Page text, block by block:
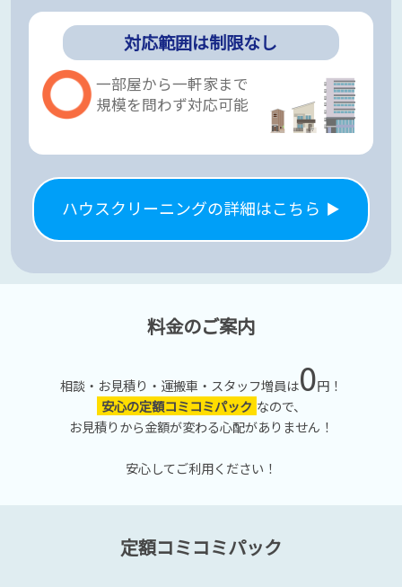
対応範囲は制限なし
一部屋から一軒家まで
規模を問わず対応可能
ハウスクリーニングの詳細はこちら
料金のご案内
相談・お見積り・運搬車・スタッフ増員は0円！
安心の定額コミコミパック なので、
お見積りから金額が変わる心配がありません！
安心してご利用ください！
定額コミコミパック